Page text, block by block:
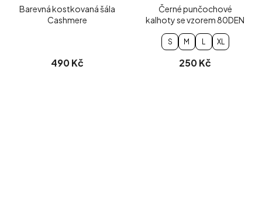
Barevná kostkovaná šála
Cashmere
490 Kč
Černé punčochové
kalhoty se vzorem 80DEN
S M XL
250 Kč